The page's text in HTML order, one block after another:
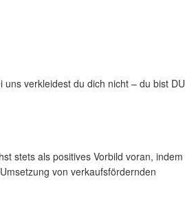
uns verkleidest du dich nicht – du bist DU
stets als positives Vorbild voran, indem
von verkaufsfördernden